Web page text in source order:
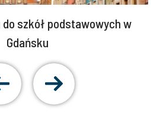
szkół podstawowych w
Gdańsku
Pokaż
poprzedni
slajd
Pokaż
następny
slajd